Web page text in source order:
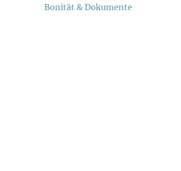
Bonität & Dokumente